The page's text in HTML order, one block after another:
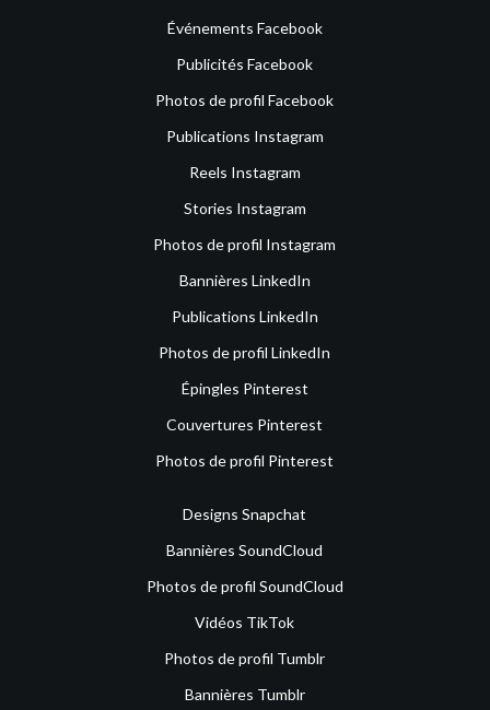
Événements Facebook
Publicités Facebook
Photos de profil Facebook
Publications Instagram
Reels Instagram
Stories Instagram
Photos de profil Instagram
Bannières LinkedIn
Publications LinkedIn
Photos de profil LinkedIn
Épingles Pinterest
Couvertures Pinterest
Photos de profil Pinterest
Designs Snapchat
Bannières SoundCloud
Photos de profil SoundCloud
Vidéos TikTok
Photos de profil Tumblr
Bannières Tumblr